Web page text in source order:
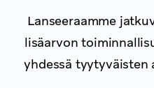
Lanseeraamme
lisäarvon
yhdessä tyytyväisten